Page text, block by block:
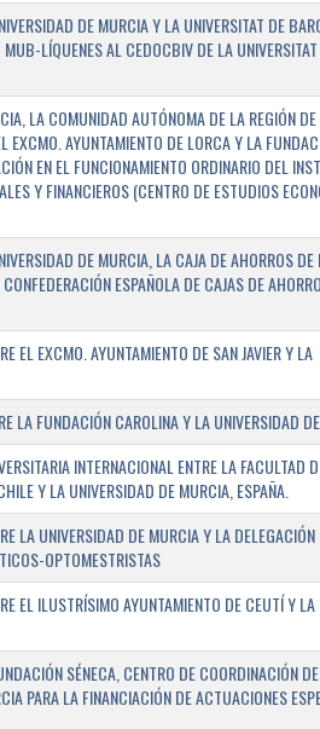
DE MURCIA Y LA UNIVERSITAT DE
LÍQUENES AL CEDOCBIV DE LA
LA COMUNIDAD AUTÓNOMA DE LA REGIÓN
EXCMO. AYUNTAMIENTO DE LORCA Y LA
EN EL FUNCIONAMIENTO ORDINARIO DEL
Y FINANCIEROS (CENTRO DE ESTUDIOS
DE MURCIA, LA CAJA DE AHORROS
ESPAÑOLA DE CAJAS DE
EL EXCMO. AYUNTAMIENTO DE SAN JAVIER Y LA
LA FUNDACIÓN CAROLINA Y LA UNIVERSIDAD
INTERNACIONAL ENTRE LA FACULTAD
Y LA UNIVERSIDAD DE MURCIA, ESPAÑA.
LA UNIVERSIDAD DE MURCIA Y LA DELEGACIÓN
OPTOMESTRISTAS
EL ILUSTRÍSIMO AYUNTAMIENTO DE CEUTÍ Y LA
SÉNECA, CENTRO DE COORDINACIÓN
PARA LA FINANCIACIÓN DE ACTUACIONES